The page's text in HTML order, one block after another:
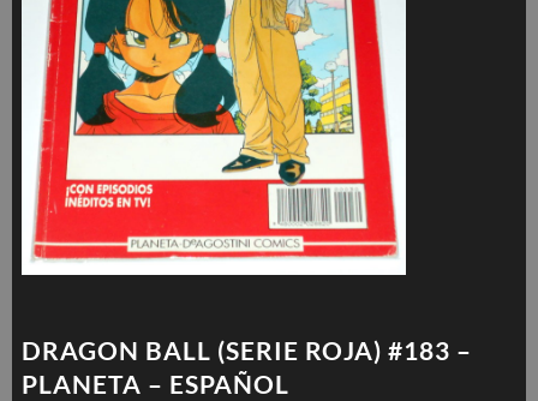
DRAGON BALL (SERIE ROJA) #183 –
PLANETA – ESPAÑOL